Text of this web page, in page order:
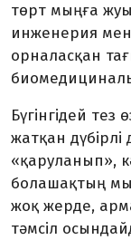
төрт мыңға
инженерия
орналасқан
Бүгінгідей
жатқан
«қаруланып»,
болашақтың
жоқ жерде,
тәмсіл